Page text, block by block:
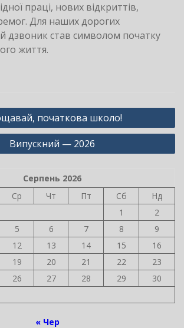
праці, нових відкриттів,
Для наших дорогих
дзвоник став символом початку
життя.
початкова школо!
Випускний — 2026
Серпень 2026
Ср Чт Пт Сб
Нд
1
2
5 6 7 8
9
12 13 14 15
16
19 20 21 22
23
26 27 28 29
30
« Чер